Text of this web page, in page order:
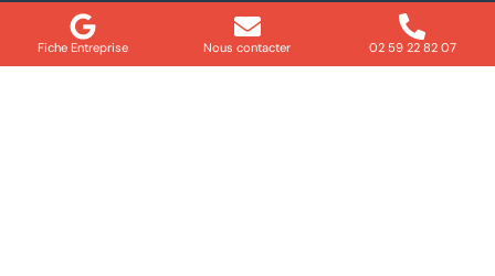
Fiche Entreprise Nous contacter 02 59 22 82 07
Mentions légales
Informations